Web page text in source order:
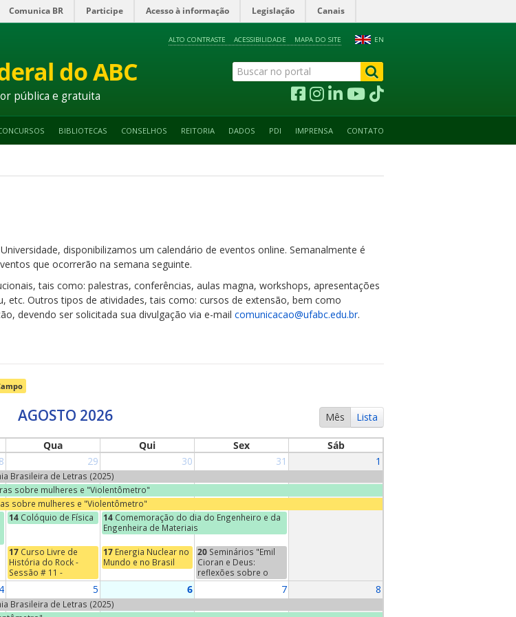
Comunica BR Participe Acesso à informação Legislação Canais
EN
ALTO CONTRASTE ACESSIBILIDADE MAPA DO SITE
do ABC
pública e gratuita
BIBLIOTECAS CONSELHOS REITORIA DADOS PDI IMPRENSA CONTATO
disponibilizamos um calendário de eventos online. Semanalmente é
que ocorrerão na semana seguinte.
tais como: palestras, conferências, aulas magna, workshops, apresentações
etc. Outros tipos de atividades, tais como: cursos de extensão, bem como
devendo ser solicitada sua divulgação via e-mail comunicacao@ufabc.edu.br.
Mês Lista
AGOSTO 2026
Qua Qui Sex
Sáb
29 30 31 1
Brasileira de Letras (2025)
sobre mulheres e "Violentômetro"
sobre mulheres e "Violentômetro"
14 Colóquio de Física 14 Comemoração do dia do Engenheiro e da
Engenheira de Materiais
17 Curso Livre de
História do Rock -
Sessão # 11 -
Começos do Indie
17 Energia Nuclear no
Mundo e no Brasil
20 Seminários "Emil
Cioran e Deus:
reflexões sobre o
Nada". Terceiro
Cioran
4 5 6 7 8
Brasileira de Letras (2025)